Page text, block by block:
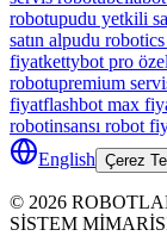
robotupudu yetkili
satın alpudu
fiyatkettybot pro
robotupremium
fiyatflashbot max
robotinsansı robot
English Çerez
© 2026
SİSTEM